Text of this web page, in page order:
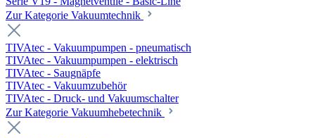
Zur Kategorie Vakuumtechnik
TIVAtec - Vakuumpumpen - pneumatisch
TIVAtec - Vakuumpumpen - elektrisch
TIVAtec - Saugnäpfe
TIVAtec - Vakuumzubehör
TIVAtec - Druck- und Vakuumschalter
Zur Kategorie Vakuumhebetechnik